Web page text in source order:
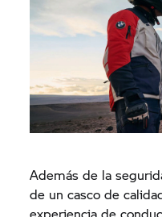
Además de la
de un casco de